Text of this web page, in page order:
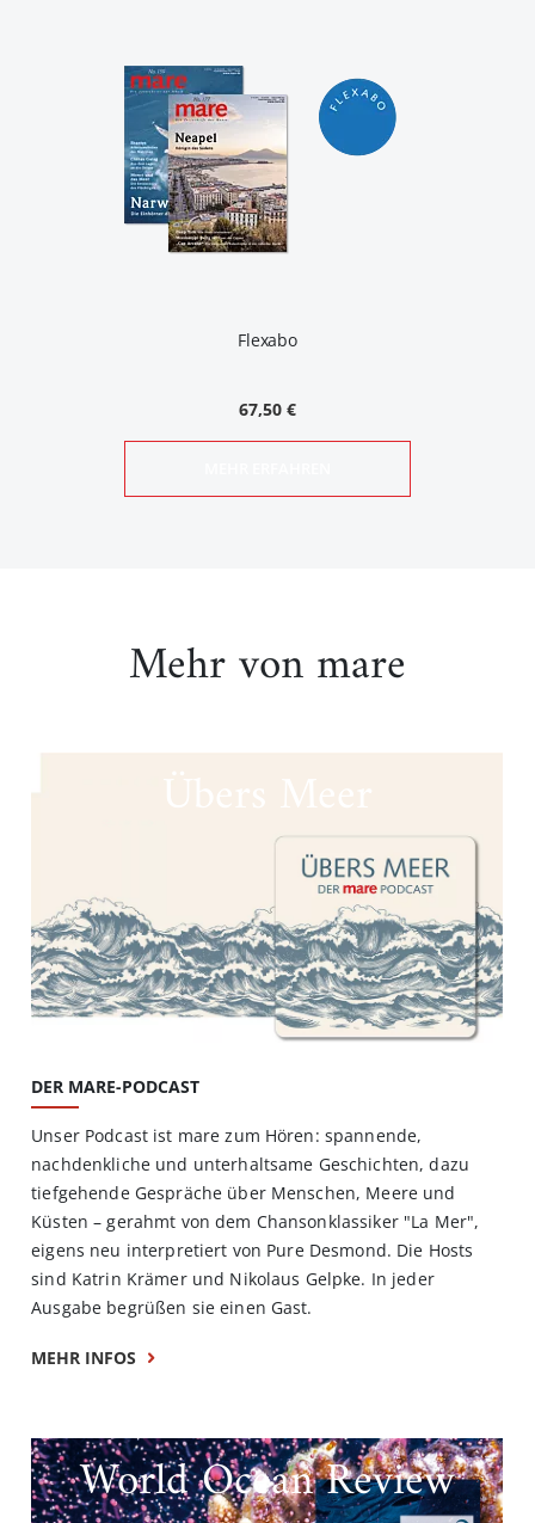
Flexabo
67,50 €
Mehr von mare
Übers Meer
DER MARE-PODCAST
Unser Podcast ist mare zum Hören: spannende,
nachdenkliche und unterhaltsame Geschichten, dazu
tiefgehende Gespräche über Menschen, Meere und
Küsten – gerahmt von dem Chansonklassiker "La Mer",
eigens neu interpretiert von Pure Desmond. Die Hosts
sind Katrin Krämer und Nikolaus Gelpke. In jeder
Ausgabe begrüßen sie einen Gast.
MEHR INFOS
World Ocean Review